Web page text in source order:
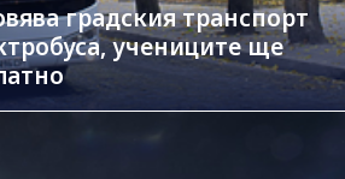
градския транспорт
учениците ще